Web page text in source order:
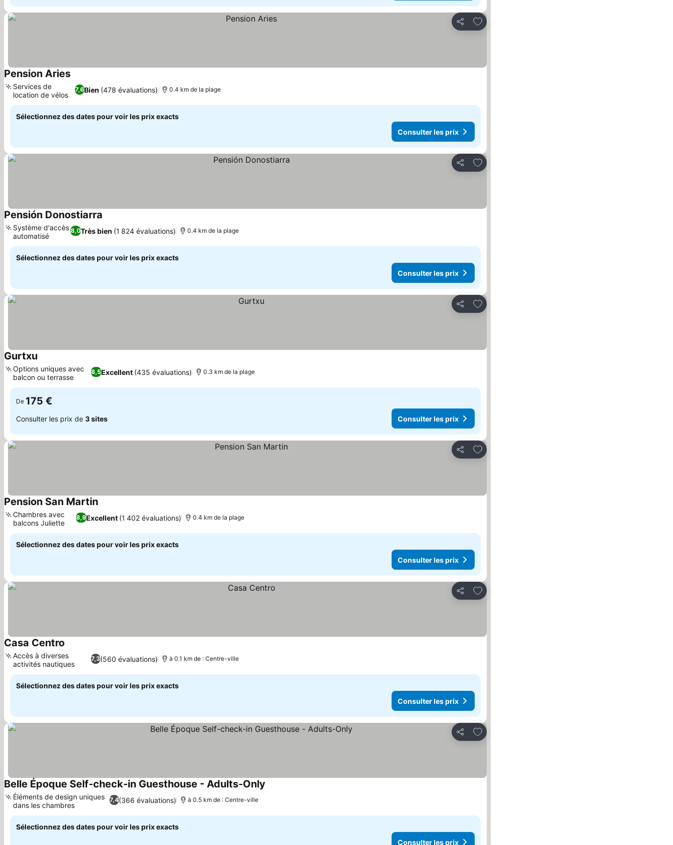
Partager
Ajouter à mes favoris
Pension Aries
7,6Bien (478 évaluations)
Services de
location de vélos
0.4 km de la plage
Sélectionnez des dates pour voir les prix exacts
Consulter les prix
Partager
Ajouter à mes favoris
Pensión Donostiarra
8,0Très bien (1 824 évaluations)
Système d'accès
automatisé
0.4 km de la plage
Sélectionnez des dates pour voir les prix exacts
Consulter les prix
Partager
Ajouter à mes favoris
Gurtxu
8,5Excellent (435 évaluations)
Options uniques avec
balcon ou terrasse
0.3 km de la plage
De 175 €
Consulter les prix de 3 sites Consulter les prix
Partager
Ajouter à mes favoris
Pension San Martin
8,9Excellent (1 402 évaluations)
Chambres avec
balcons Juliette
0.4 km de la plage
Sélectionnez des dates pour voir les prix exacts
Consulter les prix
Partager
Ajouter à mes favoris
Casa Centro
7,3(560 évaluations)
Accès à diverses
activités nautiques
à 0.1 km de : Centre-ville
Sélectionnez des dates pour voir les prix exacts
Consulter les prix
Partager
Ajouter à mes favoris
Belle Époque Self-check-in Guesthouse - Adults-Only
7,4(366 évaluations)
Éléments de design uniques
dans les chambres
à 0.5 km de : Centre-ville
Sélectionnez des dates pour voir les prix exacts
Consulter les prix